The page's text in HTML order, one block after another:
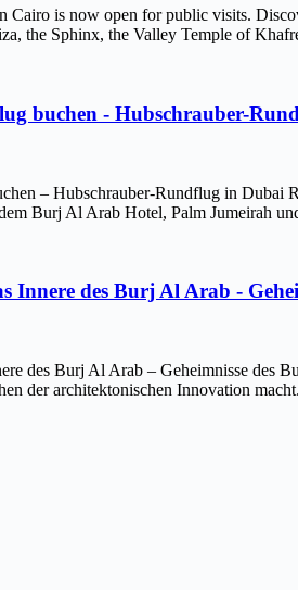
Cairo is now open for public visits.
the Sphinx, the Valley Temple of
buchen - Hubschrauber-
– Hubschrauber-Rundflug in Dubai
Burj Al Arab Hotel, Palm Jumeirah
Innere des Burj Al Arab -
des Burj Al Arab – Geheimnisse des
der architektonischen Innovation